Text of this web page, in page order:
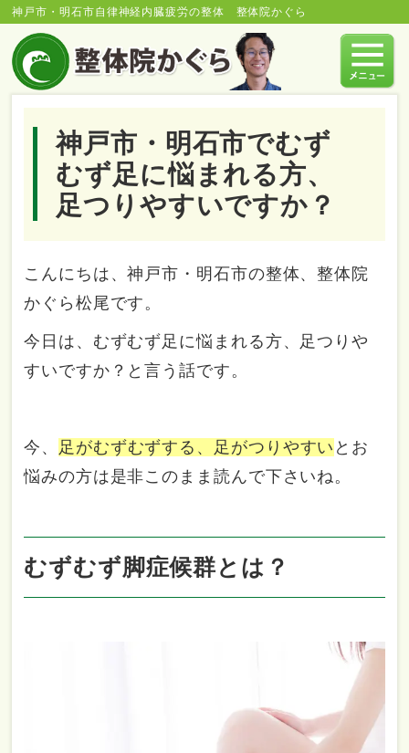
神戸市・明石市自律神経内臓疲労の整体 整体院かぐら
神戸市・明石市でむず
むず足に悩まれる方、
足つりやすいですか？
こんにちは、神戸市・明石市の整体、整体院
かぐら松尾です。
今日は、むずむず足に悩まれる方、足つりや
すいですか？と言う話です。
今、 足がむずむずする、足がつりやすい とお
悩みの方は是非このまま読んで下さいね。
むずむず脚症候群とは？